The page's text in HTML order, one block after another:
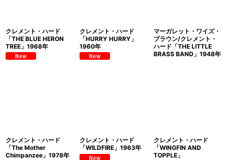
クレメント・ハード
「THE BLUE HERON
TREE」1968年
クレメント・ハード
「HURRY HURRY」
1960年
マーガレット・ワイズ・
ブラウン/クレメント・
ハード「THE LITTLE
BRASS BAND」1948年
クレメント・ハード
「The Mother
Chimpanzee」1978年
クレメント・ハード
「WILDFIRE」1963年
クレメント・ハード
「WINGFIN AND
TOPPLE」